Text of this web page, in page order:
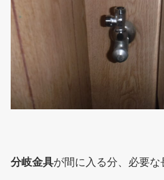
分岐金具が間に入る分、必要な